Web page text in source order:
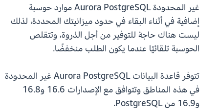
غير المحدودة Aurora PostgreSQL موارد حوسبة
إضافية في أثناء البقاء في حدود ميزانيتك المحددة، لذلك
ليست هناك حاجة للتوفير من أجل الذروة، وتتقلص
الحوسبة تلقائيًا عندما يكون الطلب منخفضًا.
تتوفر قاعدة البيانات Aurora PostgreSQL غير المحدودة
في هذه المناطق وتتوافق مع الإصدارات 16.6 و16.8
و16.9 من PostgreSQL.